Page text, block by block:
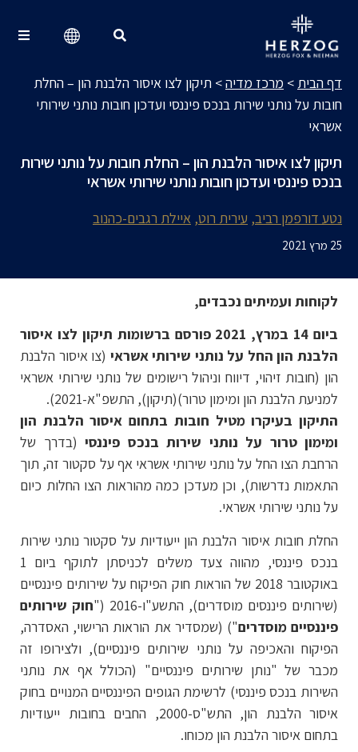
דף הבית > מרכז מדיה> תיקון לצו איסור הלבנת הון – החלת
חובות על נותני שירות בנכס פיננסי ועדכון חובות נותני שירותי
אשראי
תיקון לצו איסור הלבנת הון – החלת חובות על נותני שירות
בנכס פיננסי ועדכון חובות נותני שירותי אשראי
נטע דורפמן רביב עירית רוט איילת רגבים-כהנוב
25 מרץ 2021
לקוחות ועמיתים נכבדים,
ביום 14 במרץ, 2021 פורסם ברשומות תיקון לצו איסור
הלבנת הון החל על נותני שירותי אשראי (צו איסור הלבנת
הון (חובות זיהוי, דיווח וניהול רישומים של נותני שירותי אשראי
למניעת הלבנת הון ומימון טרור)(תיקון), התשפ"א-2021).
התיקון בעיקרו מטיל חובות בתחום איסור הלבנת הון
ומימון טרור על נותני שירות בנכס פיננסי (בדרך של
הרחבת הצו החל על נותני שירותי אשראי אף על סקטור זה, תוך
התאמות נדרשות), וכן מעדכן כמה מהוראות הצו החלות כיום
על נותני שירותי אשראי.
החלת חובות איסור הלבנת הון ייעודיות על סקטור נותני שירות
בנכס פיננסי, מהווה צעד משלים לכניסתן לתוקף ביום 1
באוקטובר 2018 של הוראות חוק הפיקוח על שירותים פיננסיים
(שירותים פיננסים מוסדרים), התשע"ו-2016 ("
חוק שירותים
פיננסיים מוסדרים") (שמסדיר את הוראות הרישוי, האסדרה,
הפיקוח והאכיפה על נותני שירותים פיננסיים), ולצירופו זה
מכבר של "נותן שירותים פיננסיים" (הכולל אף את נותני
השירות בנכס פיננסי) לרשימת הגופים הפיננסיים המנויים בחוק
איסור הלבנת הון, התש"ס-2000, החבים בחובות ייעודיות
בתחום איסור הלבנת הון מכוחו.